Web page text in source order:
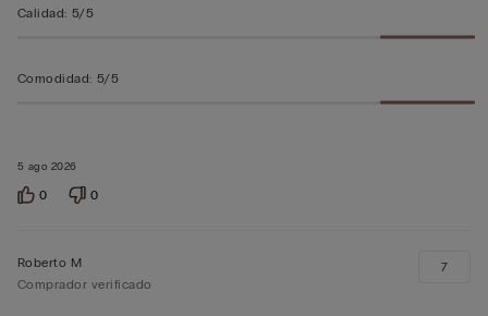
5 ago 2026
Calidad: 5/5
Comodidad: 5/5
0 0
Roberto M
Comprador verificado
7